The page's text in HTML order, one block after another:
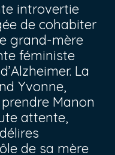
introvertie
de cohabiter
grand-mère
féministe
La
Yvonne,
Manon
attente,
de sa mère